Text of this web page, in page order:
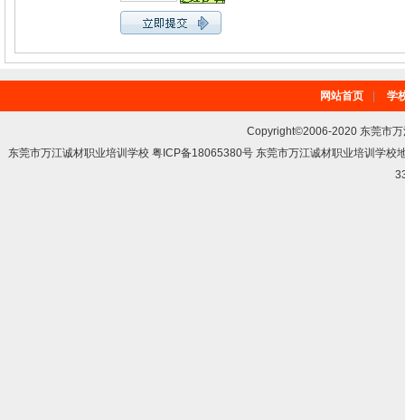
网站首页 学
Copyright©2006-2020 东莞市
东莞市万江诚材职业培训学校 粤ICP备18065380号 东莞市万江诚材职业培训学